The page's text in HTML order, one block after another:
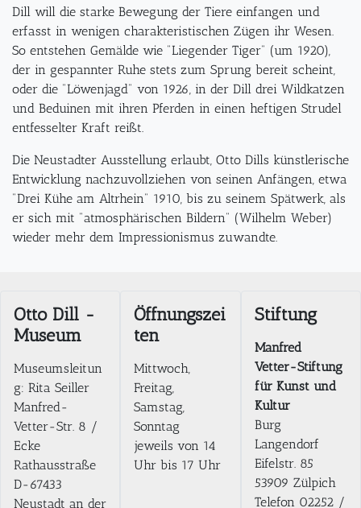
Dill will die starke Bewegung der Tiere einfangen und
erfasst in wenigen charakteristischen Zügen ihr Wesen.
So entstehen Gemälde wie "Liegender Tiger" (um 1920),
der in gespannter Ruhe stets zum Sprung bereit scheint,
oder die "Löwenjagd" von 1926, in der Dill drei Wildkatzen
und Beduinen mit ihren Pferden in einen heftigen Strudel
entfesselter Kraft reißt.
Die Neustadter Ausstellung erlaubt, Otto Dills künstlerische
Entwicklung nachzuvollziehen von seinen Anfängen, etwa
"Drei Kühe am Altrhein" 1910, bis zu seinem Spätwerk, als
er sich mit "atmosphärischen Bildern" (Wilhelm Weber)
wieder mehr dem Impressionismus zuwandte.
Otto Dill -
Museum
Museumsleitun
g: Rita Seiller
Manfred-
Vetter-Str. 8 /
Ecke
Rathausstraße
D-67433
Neustadt an der
Öffnungszei
ten
Mittwoch,
Freitag,
Samstag,
Sonntag
jeweils von 14
Uhr bis 17 Uhr
Stiftung
Manfred
Vetter-Stiftung
für Kunst und
Kultur
Burg
Langendorf
Eifelstr. 85
53909 Zülpich
Telefon 02252 /